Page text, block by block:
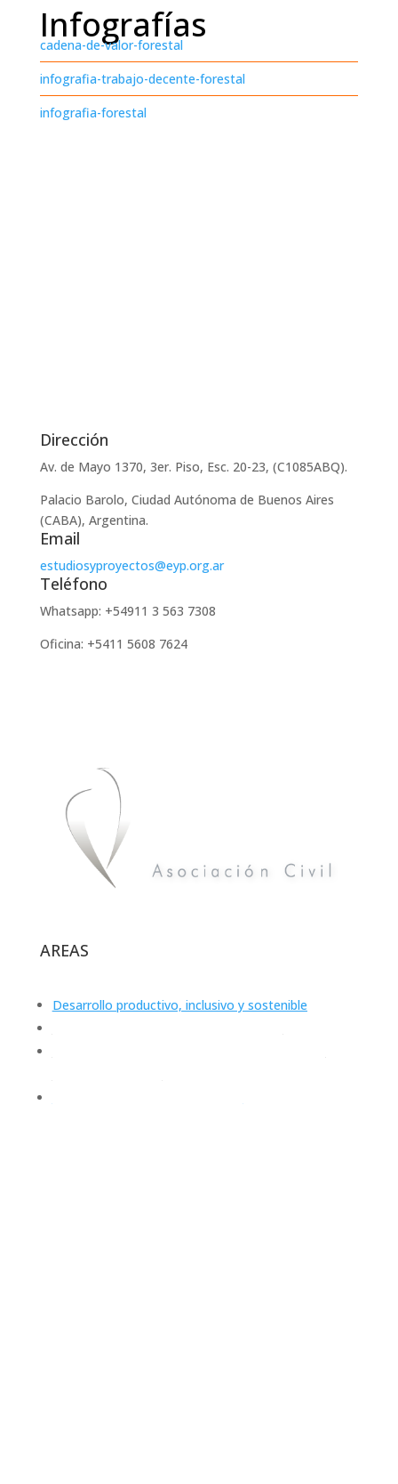
Infografías
cadena-de-valor-forestal
infografia-trabajo-decente-forestal
infografia-forestal
Dirección
Av. de Mayo 1370, 3er. Piso, Esc. 20-23, (C1085ABQ).
Palacio Barolo, Ciudad Autónoma de Buenos Aires
(CABA), Argentina.
Email
estudiosyproyectos@eyp.org.ar
Teléfono
Whatsapp: +54911 3 563 7308
Oficina: +5411 5608 7624
AREAS
Desarrollo productivo, inclusivo y sostenible